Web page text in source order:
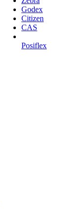
Godex
Citizen
CAS
Posiflex